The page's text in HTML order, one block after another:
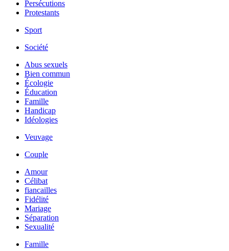
Persécutions
Protestants
Sport
Société
Abus sexuels
Bien commun
Écologie
Éducation
Famille
Handicap
Idéologies
Veuvage
Couple
Amour
Célibat
fiancailles
Fidélité
Mariage
Séparation
Sexualité
Famille